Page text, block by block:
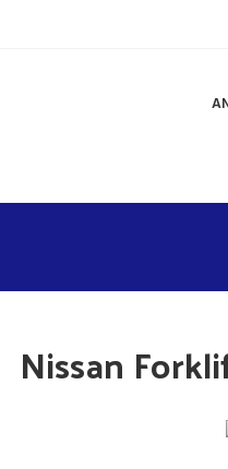
Nissan